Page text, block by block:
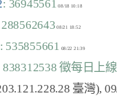
: 36945561 08/18 10:18
: 535855661 08/22 21:39
838312538 徵每日上線